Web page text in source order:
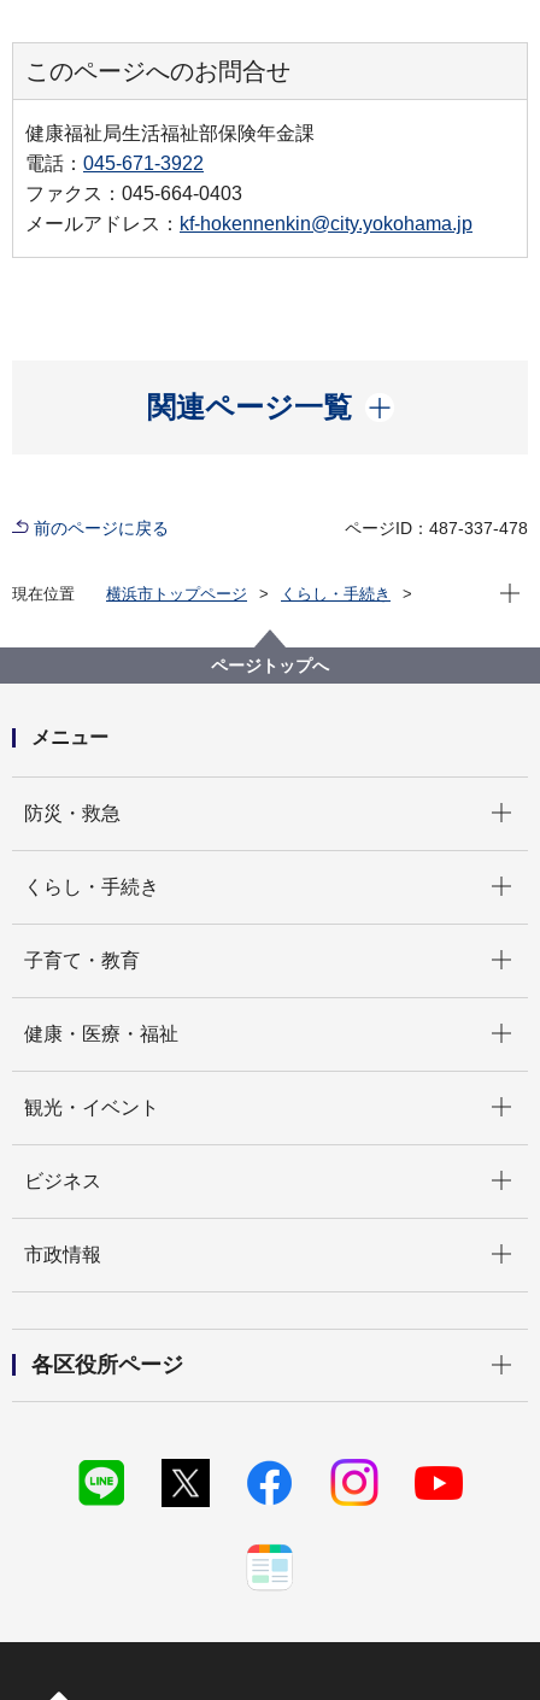
このページへのお問合せ
健康福祉局生活福祉部保険年金課
電話： 045-671-3922
ファクス：045-664-0403
メールアドレス： kf-hokennenkin@city.yokohama.jp
関連ページ一覧
開く
前のページに戻る ページID：487-337-478
現在位置 横浜市トップページ
くらし・手続き
現在
ページトップへ
メニュー
防災・救急
くらし・手続き
子育て・教育
健康・医療・福祉
観光・イベント
ビジネス
市政情報
各区役所ページ